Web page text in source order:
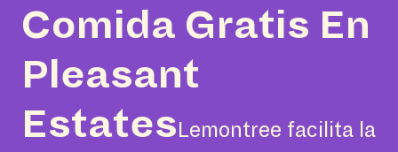
Comida Gratis En
Pleasant
Estates Lemontree facilita la